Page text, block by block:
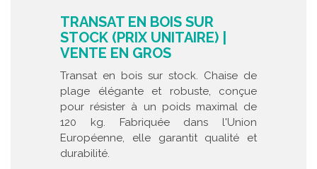
TRANSAT EN BOIS SUR
STOCK (PRIX UNITAIRE) |
VENTE EN GROS
Transat en bois sur stock. Chaise de
plage élégante et robuste, conçue
pour résister à un poids maximal de
120 kg. Fabriquée dans l'Union
Européenne, elle garantit qualité et
durabilité.